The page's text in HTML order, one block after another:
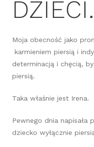
DZIECI.
Moja obecność jako
karmieniem piersią i
determinacją i chęcią,
piersią.
Taka właśnie jest Irena.
Pewnego dnia
dziecko wyłącznie